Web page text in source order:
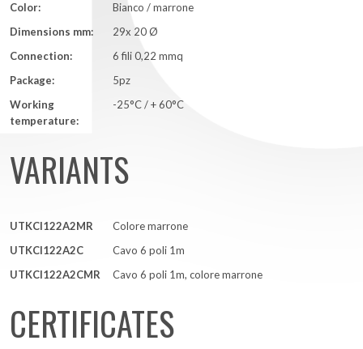
Color:
Bianco / marrone
Dimensions mm:
29x 20 Ø
Connection:
6 fili 0,22 mmq
Package:
5pz
Working
temperature:
-25°C / + 60°C
VARIANTS
UTKCI122A2MR
Colore marrone
UTKCI122A2C
Cavo 6 poli 1m
UTKCI122A2CMR
Cavo 6 poli 1m, colore marrone
CERTIFICATES